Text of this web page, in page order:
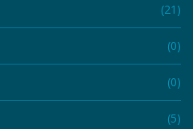
(21)
(0)
(0)
(5)